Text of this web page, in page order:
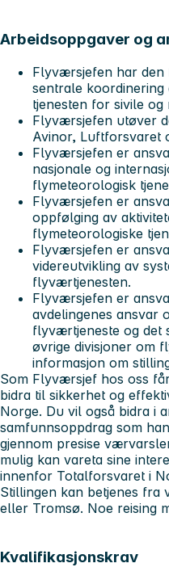
Arbeidsoppgaver og
Flyværsjefen har den
sentrale
tjenesten for sivile
Flyværsjefen utøver
Avinor, Luftforsvaret
Flyværsjefen er
nasjonale og
flymeteorologisk
Flyværsjefen er
oppfølging av
flymeteorologiske
Flyværsjefen er
videreutvikling av
flyværtjenesten.
Flyværsjefen er
avdelingenes ansvar
flyværtjeneste og det
øvrige divisjoner om
informasjon om
Som Flyværsjef hos oss
bidra til sikkerhet og
Norge. Du vil også bidra i
samfunnsoppdrag som
gjennom presise
mulig kan vareta sine
innenfor Totalforsvaret i
Stillingen kan betjenes fra
eller Tromsø. Noe reising
Kvalifikasjonskrav